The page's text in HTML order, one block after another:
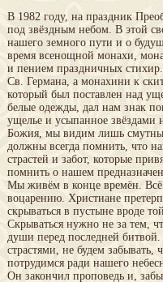
В 1982 году, на праздник
под звёздным небом. В этой
нашего земного пути и о
время всенощной монахи,
и пением праздничных
Св. Германа, а монахини к
который был поставлен над
белые одежды, дал нам знак
ущелье и усыпанное звёздами
Божия, мы видим лишь
должны всегда помнить, что
страстей и забот, которые
помнить о нашем
Мы живём в конце времён. Всё
воцарению. Христиане
скрываться в пустыне вроде
Скрываться нужно не за тем,
души перед последней
страстями, не будем
потрудимся ради нашего
Он закончил проповедь и,